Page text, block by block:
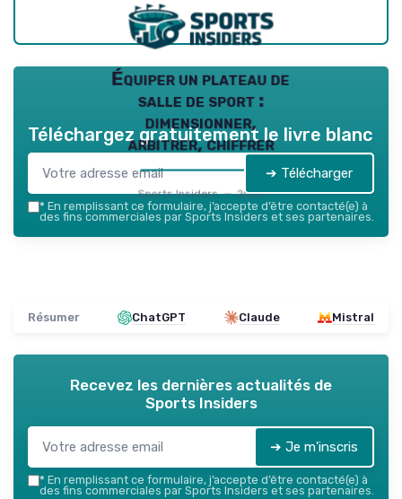
Équiper un plateau de
salle de sport :
dimensionner,
arbitrer, chiffrer
Sports Insiders — 2026
Téléchargez gratuitement le livre blanc
➔ Télécharger
* En remplissant ce formulaire, j’accepte d’être contacté(e) à
des fins commerciales par Sports Insiders et ses partenaires.
Résumer ChatGPT Claude Mistral
Recevez les dernières actualités de
Sports Insiders
➔ Je m'inscris
* En remplissant ce formulaire, j’accepte d’être contacté(e) à
des fins commerciales par Sports Insiders et ses partenaires.